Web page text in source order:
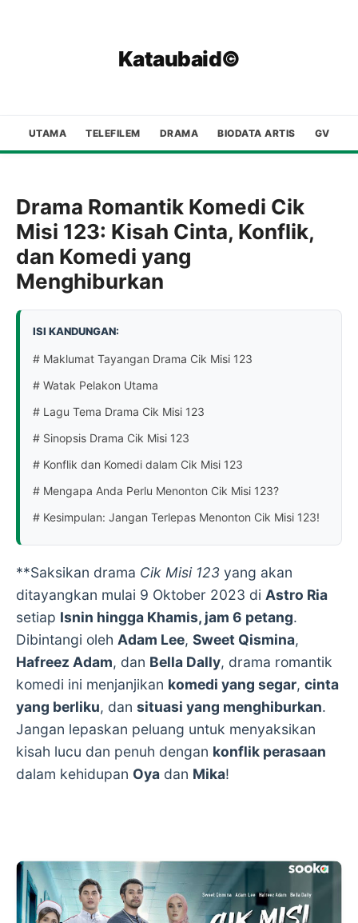
Kataubaid©
UTAMA TELEFILEM DRAMA BIODATA ARTIS GV
Drama Romantik Komedi Cik
Misi 123: Kisah Cinta, Konflik,
dan Komedi yang
Menghiburkan
ISI KANDUNGAN:
# Maklumat Tayangan Drama Cik Misi 123
# Watak Pelakon Utama
# Lagu Tema Drama Cik Misi 123
# Sinopsis Drama Cik Misi 123
# Konflik dan Komedi dalam Cik Misi 123
# Mengapa Anda Perlu Menonton Cik Misi 123?
# Kesimpulan: Jangan Terlepas Menonton Cik Misi 123!
**Saksikan drama Cik Misi 123 yang akan
ditayangkan mulai 9 Oktober 2023 di Astro Ria
setiap Isnin hingga Khamis, jam 6 petang.
Dibintangi oleh Adam Lee, Sweet Qismina,
Hafreez Adam, dan Bella Dally, drama romantik
komedi ini menjanjikan komedi yang segar, cinta
yang berliku, dan situasi yang menghiburkan.
Jangan lepaskan peluang untuk menyaksikan
kisah lucu dan penuh dengan konflik perasaan
dalam kehidupan Oya dan Mika!